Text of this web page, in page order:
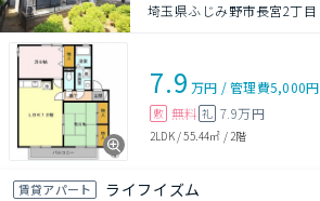
埼玉県ふじみ野市長宮2丁目
7.9 万円 /管理費5,000円
敷 無料 礼 7.9万円
2LDK/55.44㎡ / 2階
賃貸アパート ライフイズム